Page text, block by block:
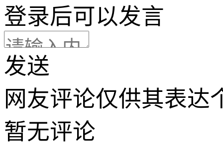
登录后可以发言
发送
网友评论仅供其表达
暂无评论